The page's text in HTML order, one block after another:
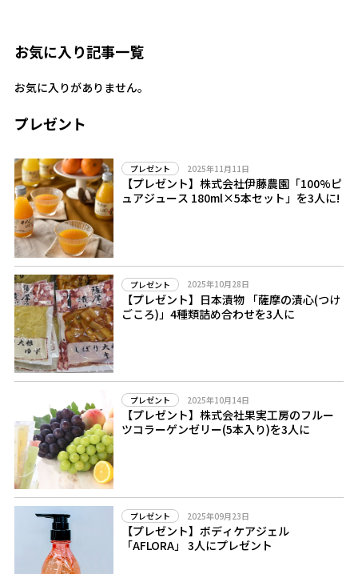
お気に入り記事一覧
お気に入りがありません。
プレゼント
プレゼント 2025年11月11日
【プレゼント】株式会社伊藤農園「100%ピ
ュアジュース 180ml×5本セット」を3人に!
プレゼント 2025年10月28日
【プレゼント】日本漬物 「薩摩の漬心(つけ
ごころ)」4種類詰め合わせを3人に
プレゼント 2025年10月14日
【プレゼント】株式会社果実工房のフルー
ツコラーゲンゼリー(5本入り)を3人に
プレゼント 2025年09月23日
【プレゼント】ボディケアジェル
「AFLORA」 3人にプレゼント